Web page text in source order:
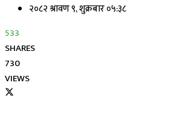
२०८२ श्रावण ९, शुक्रबार ०५:३८
533
SHARES
730
VIEWS